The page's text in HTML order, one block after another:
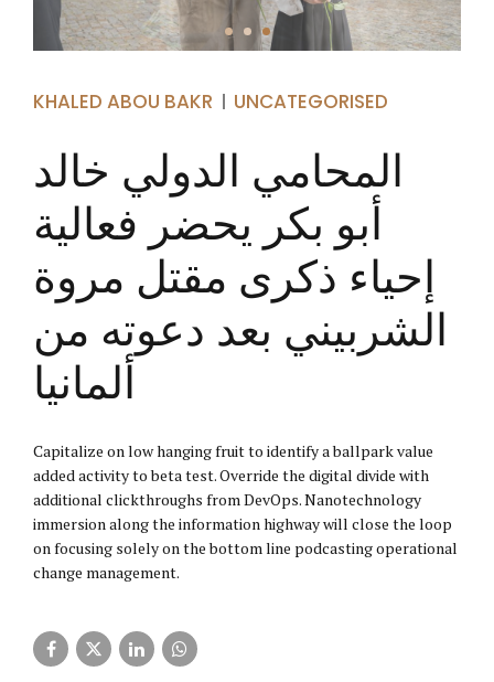
KHALED ABOU BAKR UNCATEGORISED
المحامي الدولي خالد
أبو بكر يحضر فعالية
إحياء ذكرى مقتل مروة
الشربيني بعد دعوته من
ألمانيا
Capitalize on low hanging fruit to identify a ballpark value
added activity to beta test. Override the digital divide with
additional clickthroughs from DevOps. Nanotechnology
immersion along the information highway will close the loop
on focusing solely on the bottom line podcasting operational
change management.